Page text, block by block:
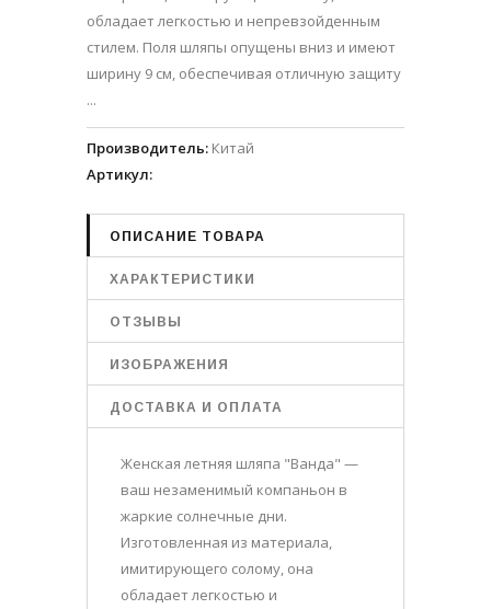
обладает легкостью и непревзойденным
стилем. Поля шляпы опущены вниз и имеют
ширину 9 см, обеспечивая отличную защиту
...
Производитель: Китай
Артикул:
ОПИСАНИЕ ТОВАРА
ХАРАКТЕРИСТИКИ
ОТЗЫВЫ
ИЗОБРАЖЕНИЯ
ДОСТАВКА И ОПЛАТА
Женская летняя шляпа "Ванда" —
ваш незаменимый компаньон в
жаркие солнечные дни.
Изготовленная из материала,
имитирующего солому, она
обладает легкостью и